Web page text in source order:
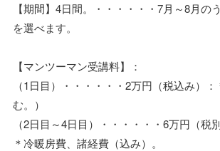
【期間】4日間。・・・・・・7月～8月の
を選べます。
【マンツーマン受講料】：
（1日目）・・・・・・2万円（税込み）
む。）
（2日目～4日目）・・・・・・6万円（税別
＊冷暖房費、諸経費（込み）。